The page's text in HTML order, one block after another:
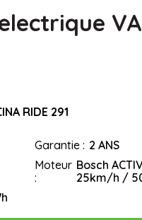
RIDE 291
Garantie : 2 ANS
Moteur
:
Bosch
25km/h /